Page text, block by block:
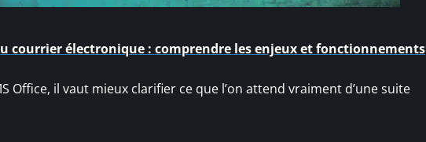
courrier électronique : comprendre les enjeux et fonctionnements
Office, il vaut mieux clarifier ce que l’on attend vraiment d’une suite